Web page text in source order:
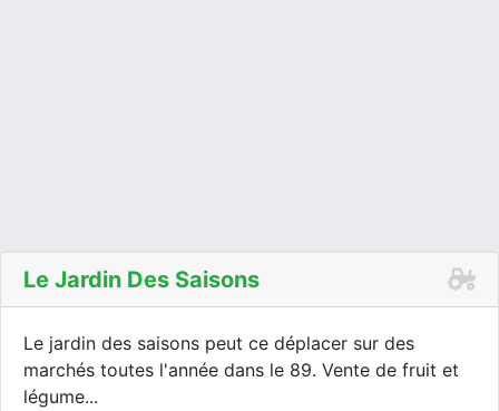
Le Jardin Des Saisons
Le jardin des saisons peut ce déplacer sur des
marchés toutes l'année dans le 89. Vente de fruit et
légume...